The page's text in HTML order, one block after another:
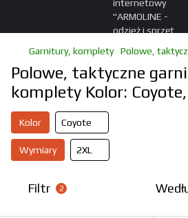
Garnitury, komplety Polowe,
Polowe, taktyczne
komplety Kolor:
Kolor Coyote
Wymiary 2XL
Filtr 2